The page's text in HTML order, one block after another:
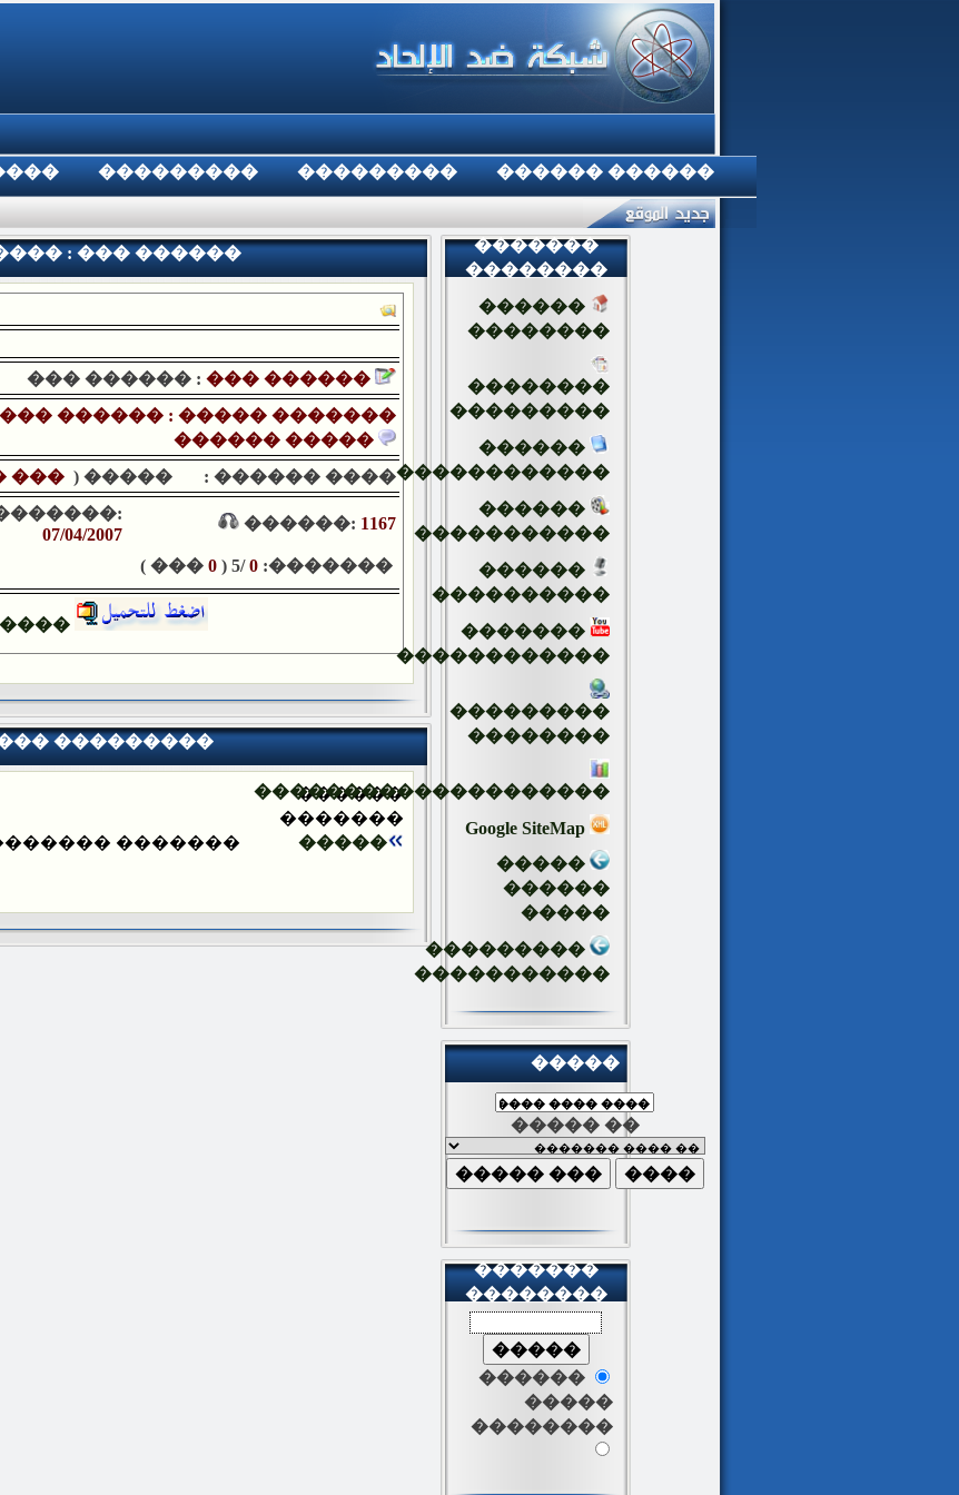
��������� ���������
������ ������
: ��� ������
��� ������ : ��� ������
��� ������ : ����� �������
������ �����
���� ������ :
����� (
07/04/2007
������: 1167
�������:
0
/5 (
0
��� )
���������
������
�������
�����
���������
�������
��������
������
��������
��������
���������
������
������������
������
�����������
������
����������
�������
������������
���������
��������
��������������������
�����
������
�����
���������
�����������
�����
����� ��
�������
��������
������
�����
��������